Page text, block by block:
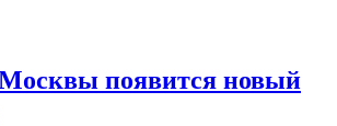
появится новый